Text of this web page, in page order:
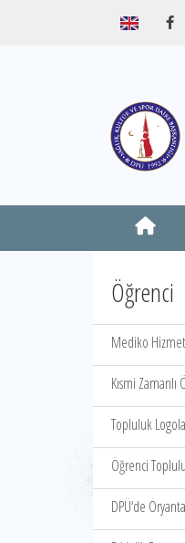
Öğrenci
Mediko
Kısmi Zamanlı
Topluluk
Öğrenci
DPÜ‘de